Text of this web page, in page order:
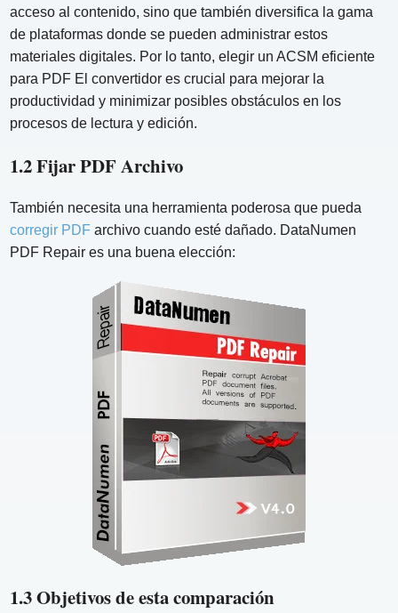
acceso al contenido, sino que también diversifica la gama
de plataformas donde se pueden administrar estos
materiales digitales. Por lo tanto, elegir un ACSM eficiente
para PDF El convertidor es crucial para mejorar la
productividad y minimizar posibles obstáculos en los
procesos de lectura y edición.
1.2 Fijar PDF Archivo
También necesita una herramienta poderosa que pueda
corregir PDF archivo cuando esté dañado. DataNumen
PDF Repair es una buena elección:
1.3 Objetivos de esta comparación